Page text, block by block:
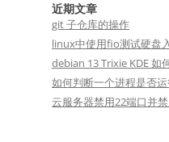
近期文章
git 子仓库的操作
linux中使用fio测试硬盘
debian 13 Trixie KDE 如
如何判断一个进程是否
云服务器禁用22端口并